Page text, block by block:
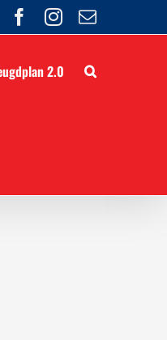
Facebook
Instagram
E-
mail
2.0